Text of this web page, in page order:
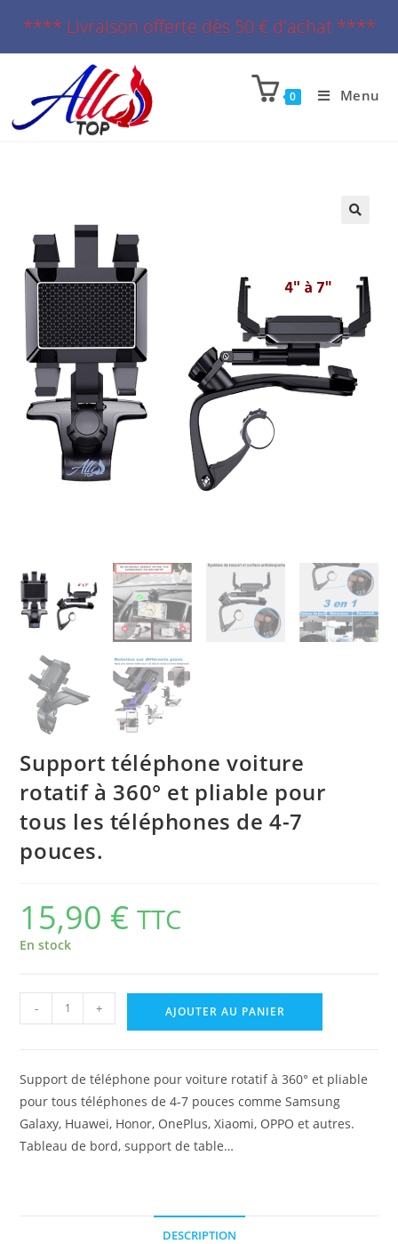
**** Livraison offerte dès 50 € d'achat ****
0 Menu
Support téléphone voiture
rotatif à 360° et pliable pour
tous les téléphones de 4-7
pouces.
15,90 € TTC
En stock
- + AJOUTER AU PANIER
Support de téléphone pour voiture rotatif à 360° et pliable
pour tous téléphones de 4-7 pouces comme Samsung
Galaxy, Huawei, Honor, OnePlus, Xiaomi, OPPO et autres.
Tableau de bord, support de table…
DESCRIPTION